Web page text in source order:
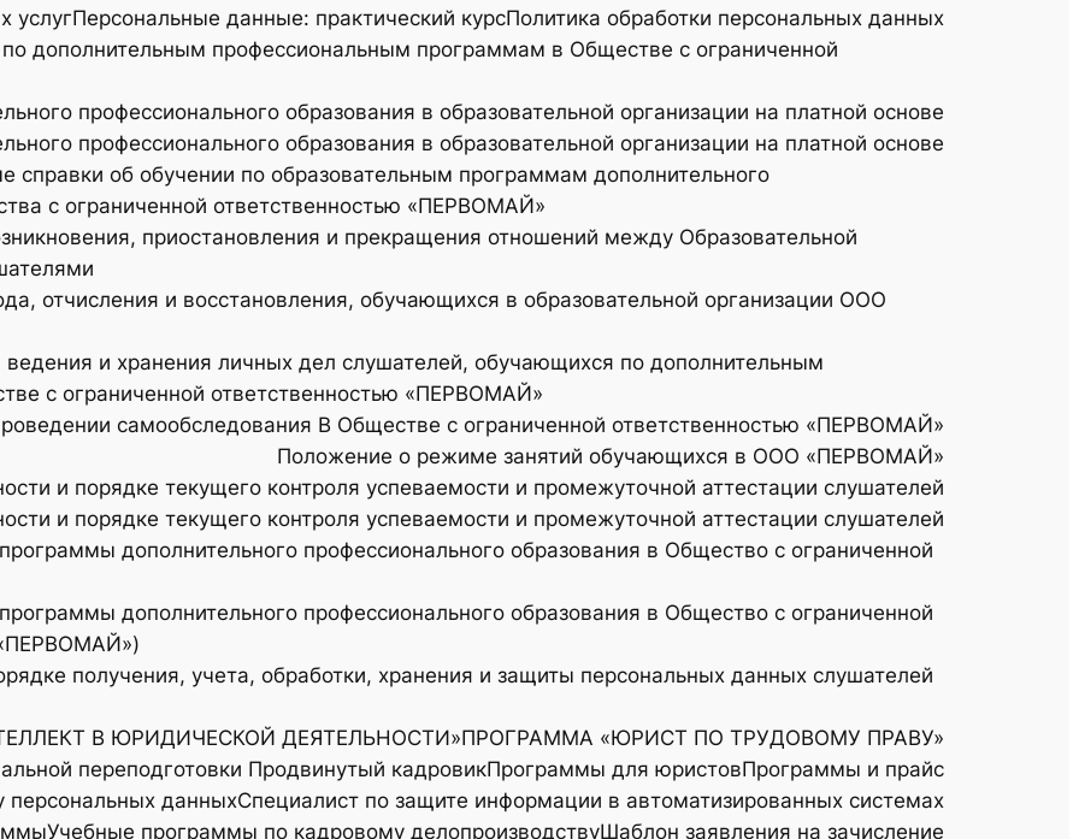
услугПерсональные данные: практический курсПолитика обработки персональных данных​
дополнительным профессиональным программам в Обществе с ограниченной
профессионального образования в образовательной организации на платной основе
профессионального образования в образовательной организации на платной основе
об обучении по образовательным программам дополнительного
с ограниченной ответственностью «ПЕРВОМАЙ»
приостановления и прекращения отношений между Образовательной
отчисления и восстановления, обучающихся в образовательной организации ООО
и хранения личных дел слушателей, обучающихся по дополнительным
с ограниченной ответственностью «ПЕРВОМАЙ»
самообследования В Обществе с ограниченной ответственностью «ПЕРВОМАЙ»
Положение о режиме занятий обучающихся в ООО «ПЕРВОМАЙ»
и порядке текущего контроля успеваемости и промежуточной аттестации слушателей
и порядке текущего контроля успеваемости и промежуточной аттестации слушателей
дополнительного профессионального образования в Общество с ограниченной
дополнительного профессионального образования в Общество с ограниченной
получения, учета, обработки, хранения и защиты персональных данных слушателей
В ЮРИДИЧЕСКОЙ ДЕЯТЕЛЬНОСТИ»ПРОГРАММА «ЮРИСТ ПО ТРУДОВОМУ ПРАВУ»
переподготовки Продвинутый кадровикПрограммы для юристовПрограммы и прайс
персональных данныхСпециалист по защите информации в автоматизированных системах
Учебные программы по кадровому делопроизводствуШаблон заявления на зачисление